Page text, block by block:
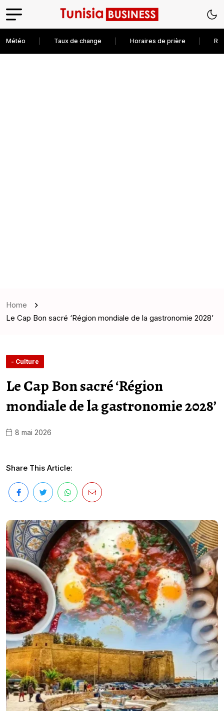
Météo Taux de change Horaires de prière
Home
Le Cap Bon sacré ‘Région mondiale de la gastronomie 2028’
- Culture
Le Cap Bon sacré ‘Région
mondiale de la gastronomie 2028’
8 mai 2026
Share This Article: